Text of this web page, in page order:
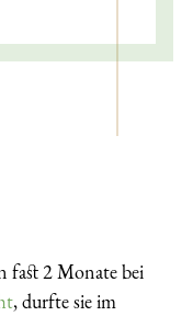
fast 2 Monate bei
, durfte sie im